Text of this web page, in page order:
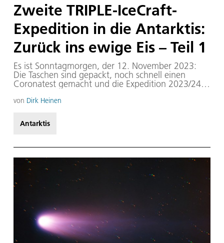
Zweite TRIPLE-IceCraft-
Expedition in die Antarktis:
Zurück ins ewige Eis – Teil 1
Es ist Sonntagmorgen, der 12. November 2023:
Die Taschen sind gepackt, noch schnell einen
Coronatest gemacht und die Expedition 2023/24
war unser Team in die Antarktis gereist, um die
Neumayer-Station III des Alfred-Wegener-Instituts
(AWI) zu erproben. Sie ist Teil des von der
TRIPLE-Projekts (Technologies for Rapid Ice
Penetration and subglacial Lake Exploration) zur
Entwicklung eines autonomen, robotischen
Systems zur kontaminationsfreien Erforschung von
subglazialen Seen und perspektivisch zur
Exploration der Ozeane unterhalb der Eiskruste der
Eismonde Europa und Enceladus. Das Hauptziel
dieser neuerlichen Expedition ist es, die Sonde
weiter zu testen und noch tiefer zu schmelzen, um
sogar bis zum Ozean unter dem Schelfeis
vorzudringen.
von Dirk Heinen
Antarktis